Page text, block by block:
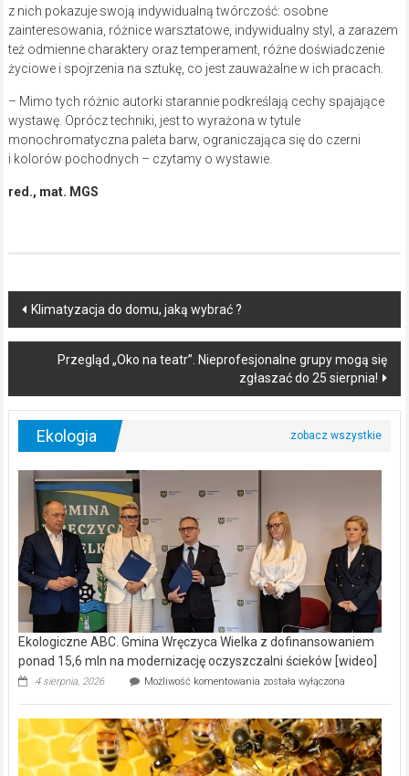
z nich pokazuje swoją indywidualną twórczość: osobne
zainteresowania, różnice warsztatowe, indywidualny styl, a zarazem
też odmienne charaktery oraz temperament, różne doświadczenie
życiowe i spojrzenia na sztukę, co jest zauważalne w ich pracach.
– Mimo tych różnic autorki starannie podkreślają cechy spajające
wystawę. Oprócz techniki, jest to wyrażona w tytule
monochromatyczna paleta barw, ograniczająca się do czerni
i kolorów pochodnych – czytamy o wystawie.
red., mat. MGS
Post
navigation
Klimatyzacja do domu, jaką wybrać ?
Przegląd „Oko na teatr”. Nieprofesjonalne grupy mogą się
zgłaszać do 25 sierpnia!
Ekologia
Ekologiczne ABC. Gmina Wręczyca Wielka z dofinansowaniem
ponad 15,6 mln na modernizację oczyszczalni ścieków [wideo]
4 sierpnia, 2026 Możliwość komentowania Ekologiczne
Wręczyca
Wielka
z
dofinansowaniem
została wyłączona